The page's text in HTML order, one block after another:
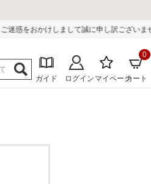
申し訳ございません。
ガイド ログイン マイページカート
0